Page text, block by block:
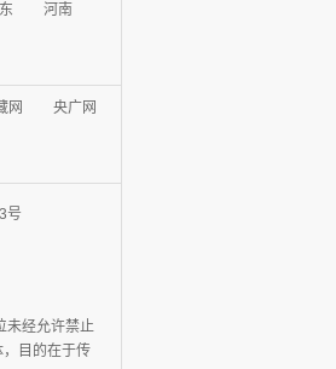
河南
网 央广网
号
未经允许禁止
目的在于传